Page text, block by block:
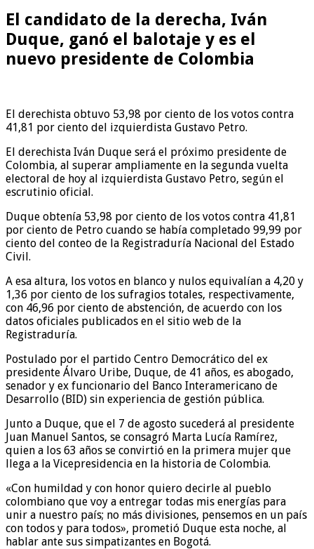
El candidato de la derecha, Iván
Duque, ganó el balotaje y es el
nuevo presidente de Colombia
El derechista obtuvo 53,98 por ciento de los votos contra
41,81 por ciento del izquierdista Gustavo Petro.
El derechista Iván Duque será el próximo presidente de
Colombia, al superar ampliamente en la segunda vuelta
electoral de hoy al izquierdista Gustavo Petro, según el
escrutinio oficial.
Duque obtenía 53,98 por ciento de los votos contra 41,81
por ciento de Petro cuando se había completado 99,99 por
ciento del conteo de la Registraduría Nacional del Estado
Civil.
A esa altura, los votos en blanco y nulos equivalían a 4,20 y
1,36 por ciento de los sufragios totales, respectivamente,
con 46,96 por ciento de abstención, de acuerdo con los
datos oficiales publicados en el sitio web de la
Registraduría.
Postulado por el partido Centro Democrático del ex
presidente Álvaro Uribe, Duque, de 41 años, es abogado,
senador y ex funcionario del Banco Interamericano de
Desarrollo (BID) sin experiencia de gestión pública.
Junto a Duque, que el 7 de agosto sucederá al presidente
Juan Manuel Santos, se consagró Marta Lucía Ramírez,
quien a los 63 años se convirtió en la primera mujer que
llega a la Vicepresidencia en la historia de Colombia.
«Con humildad y con honor quiero decirle al pueblo
colombiano que voy a entregar todas mis energías para
unir a nuestro país; no más divisiones, pensemos en un país
con todos y para todos», prometió Duque esta noche, al
hablar ante sus simpatizantes en Bogotá.